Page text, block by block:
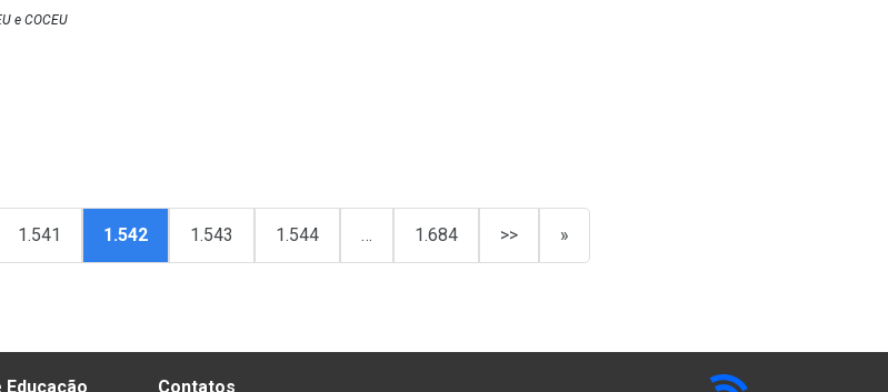
e COCEU
1.541 1.542 1.543 1.544 … 1.684 >> »
Contatos